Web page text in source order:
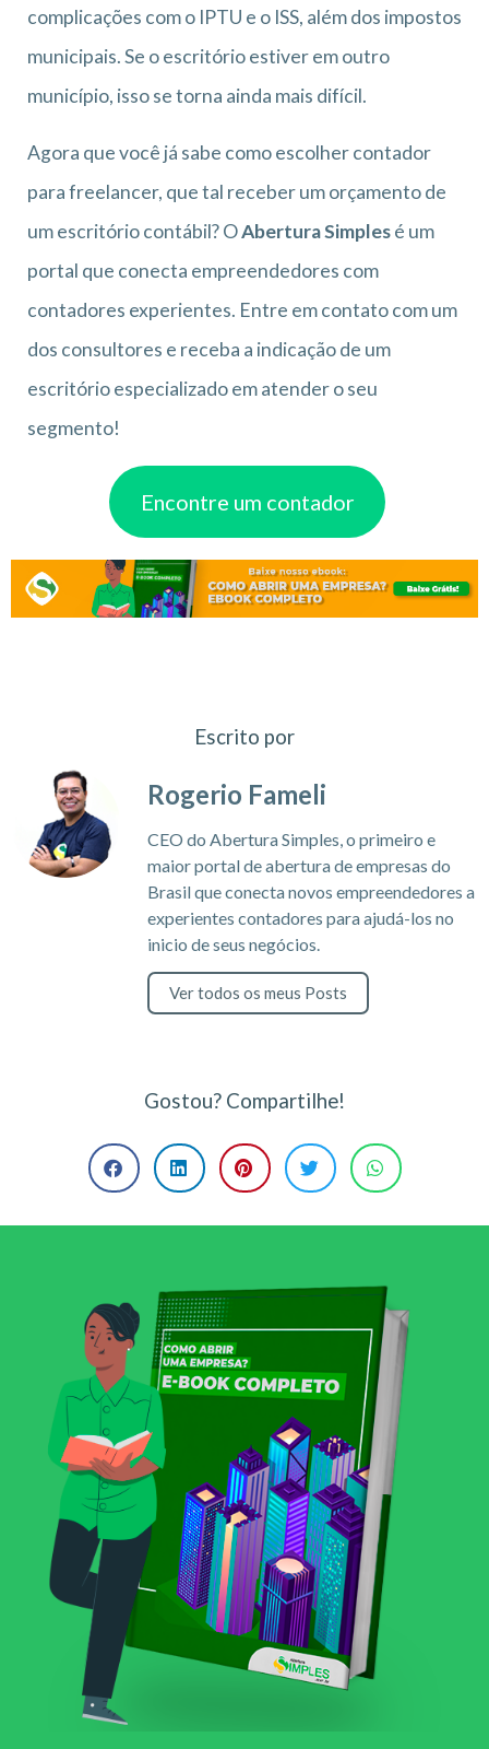
complicações com o IPTU e o ISS, além dos impostos
municipais. Se o escritório estiver em outro
município, isso se torna ainda mais difícil.
Agora que você já sabe como escolher contador
para freelancer, que tal receber um orçamento de
um escritório contábil? OAbertura Simplesé um
portal que conecta empreendedores com
contadores experientes. Entre em contato com um
dos consultores e receba a indicação de um
escritório especializado em atender o seu
segmento!
Encontre um contador
Escrito por
Rogerio Fameli
CEO do Abertura Simples, o primeiro e
maior portal de abertura de empresas do
Brasil que conecta novos empreendedores a
experientes contadores para ajudá-los no
inicio de seus negócios.
Ver todos os meus Posts
Gostou? Compartilhe!